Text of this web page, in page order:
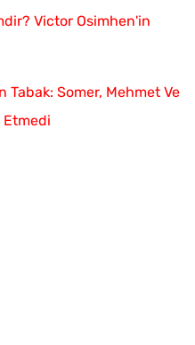
Victor Osimhen'in
Somer, Mehmet Ve
Etmedi